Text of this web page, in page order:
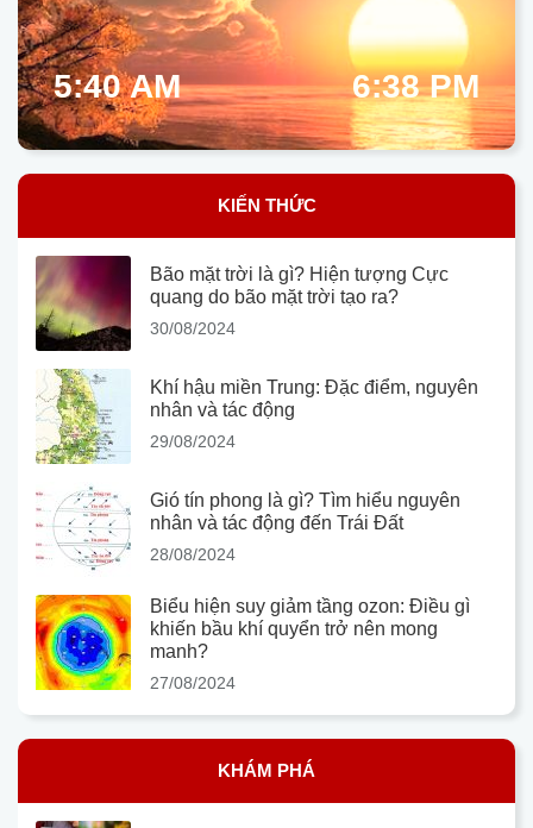
5:40 AM 6:38 PM
KIẾN THỨC
Bão mặt trời là gì? Hiện tượng Cực
quang do bão mặt trời tạo ra?
30/08/2024
Khí hậu miền Trung: Đặc điểm, nguyên
nhân và tác động
29/08/2024
Gió tín phong là gì? Tìm hiểu nguyên
nhân và tác động đến Trái Đất
28/08/2024
Biểu hiện suy giảm tầng ozon: Điều gì
khiến bầu khí quyển trở nên mong
manh?
27/08/2024
KHÁM PHÁ